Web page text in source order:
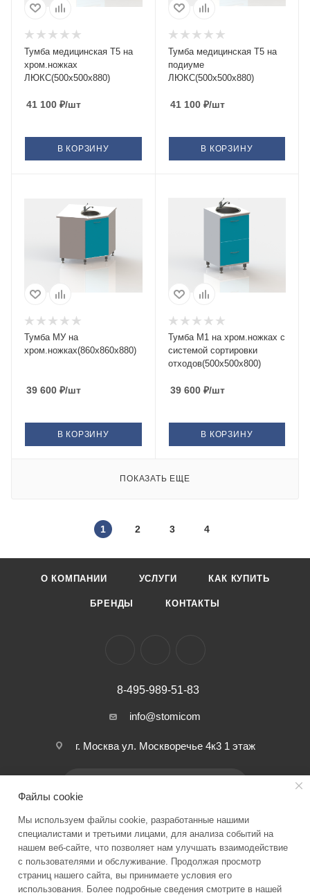
Тумба медицинская Т5 на
хром.ножках
ЛЮКС(500х500х880)
41 100 ₽/шт
В КОРЗИНУ
Тумба медицинская Т5 на
подиуме
ЛЮКС(500х500х880)
41 100₽/шт
В КОРЗИНУ
Тумба МУ на
хром.ножках(860х860х880)
39 600 ₽/шт
В КОРЗИНУ
Тумба М1 на хром.ножках с
системой сортировки
отходов(500х500х800)
39 600₽/шт
В КОРЗИНУ
ПОКАЗАТЬ ЕЩЕ
1 2 3 4
О КОМПАНИИ УСЛУГИ КАК КУПИТЬ
БРЕНДЫ КОНТАКТЫ
8-495-989-51-83
info@stomicom
г. Москва ул. Москворечье 4к3 1 этаж
2026 © Stomicom - интернет-магазин стоматологического
оборудования и запчастей
Файлы cookie
Мы используем файлы cookie, разработанные нашими
специалистами и третьими лицами, для анализа событий на
нашем веб-сайте, что позволяет нам улучшать взаимодействие
с пользователями и обслуживание. Продолжая просмотр
страниц нашего сайта, вы принимаете условия его
использования. Более подробные сведения смотрите в нашей